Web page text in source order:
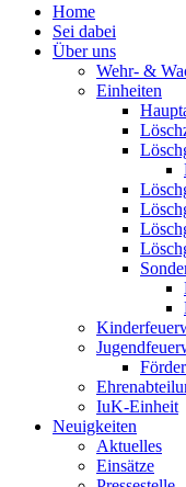
Home
Sei dabei
Über uns
Wehr- &
Einheiten
IuK-Einheit
Neuigkeiten
Aktuelles
Einsätze